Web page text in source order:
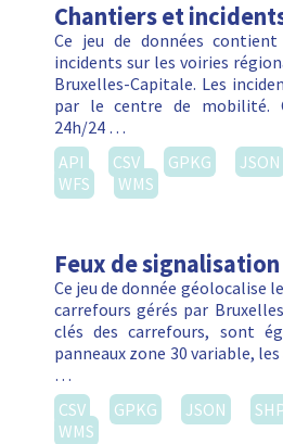
Chantiers et
Ce jeu de données
incidents sur les voiries
Bruxelles-Capitale. Les
par le centre de mobilité.
24h/24 …
API
CSV GPKG JSON
WFS
WMS
Feux de signalisation
Ce jeu de donnée géolocalise
carrefours gérés par
clés des carrefours, sont
panneaux zone 30 variable,
…
CSV
GPKG JSON
WMS